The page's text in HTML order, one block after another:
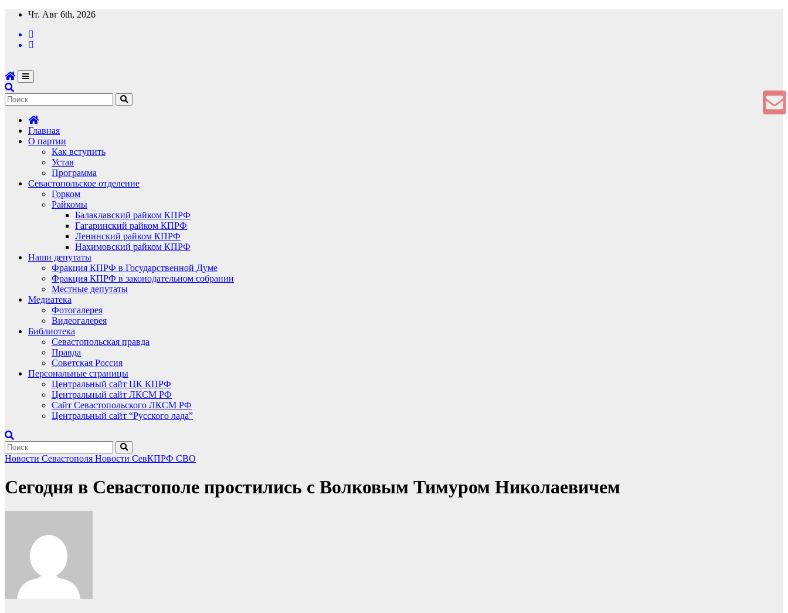
Перейти
содержимому
Чт. Авг 6th, 2026
Главная
О партии
Как вступить
Устав
Программа
Севастопольское отделение
Горком
Райкомы
Балаклавский райком КПРФ
Гагаринский райком КПРФ
Ленинский райком КПРФ
Нахимовский райком КПРФ
Наши депутаты
Фракция КПРФ в Государственной Думе
Фракция КПРФ в законодательном собрании
Местные депутаты
Медиатека
Фотогалерея
Видеогалерея
Библиотека
Севастопольская правда
Правда
Советская Россия
Персональные страницы
Центральный сайт ЦК КПРФ
Центральный сайт ЛКСМ РФ
Сайт Севастопольского ЛКСМ РФ
Центральный сайт “Русского лада”
Новости Севастополя Новости СевКПРФ СВО
Сегодня в Севастополе простились с Волковым Тимуром Николаевичем